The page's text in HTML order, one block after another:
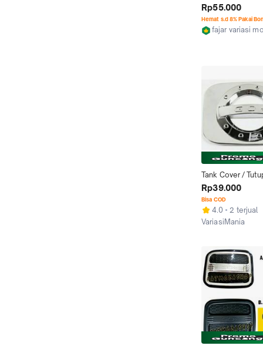
mobil datsun go
Rp55.000
Hemat s.d 8% Pakai
fajar variasi
Tank Cover /
Datsun GO+
Rp39.000
Bisa COD
4.0
2 terjual
VariasiMania